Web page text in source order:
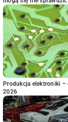
Produkcja elektroniki –
2026